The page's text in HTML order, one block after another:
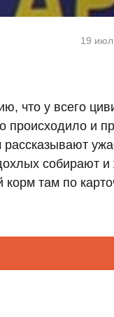
19
что у всего
происходило и
собирают и
корм там по